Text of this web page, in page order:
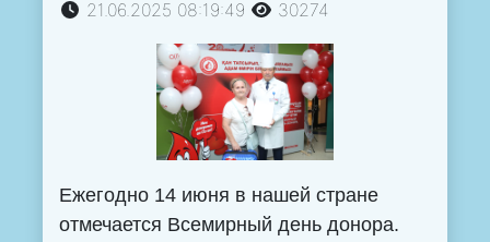
21.06.2025 08:19:49 30274
Ежегодно 14 июня в нашей стране
отмечается Всемирный день донора.